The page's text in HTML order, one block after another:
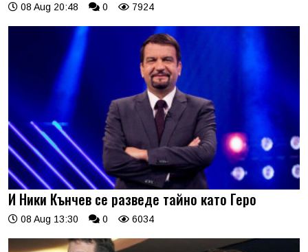
08 Aug 20:48 0 7924
И Ники Кънчев се разведе тайно като Геро
08 Aug 13:30 0 6034